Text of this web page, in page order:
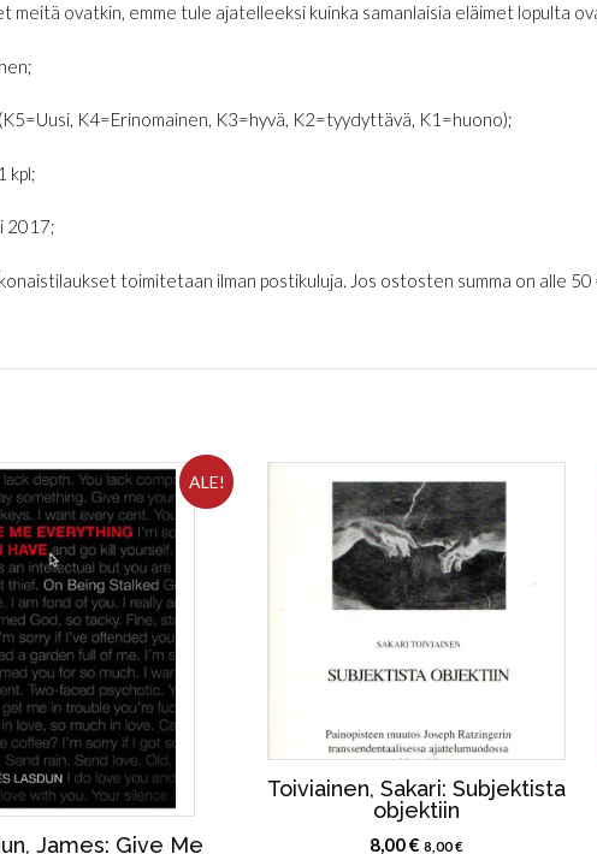
meitä ovatkin, emme tule ajatelleeksi kuinka samanlaisia eläimet lopulta
K4=Erinomainen, K3=hyvä, K2=tyydyttävä, K1=huono);
kpl;
2017;
toimitetaan ilman postikuluja. Jos ostosten summa on alle
ALE!
James: Give Me
Toiviainen, Sakari: Subjektista
objektiin
8,00€ 8,00€